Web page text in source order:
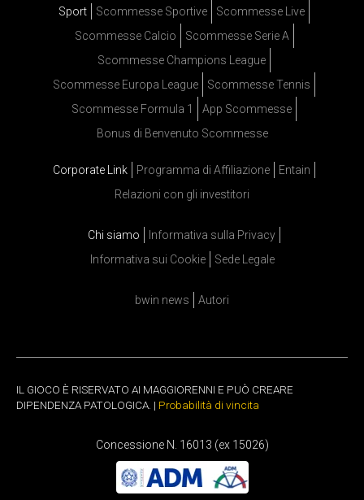
Sport Scommesse Sportive
Scommesse Live
Scommesse Calcio
Scommesse Serie A
Scommesse Champions League
Scommesse Europa League
Scommesse Tennis
Scommesse Formula 1
App Scommesse
Bonus di Benvenuto Scommesse
Corporate Link Programma di Affiliazione
Entain
Relazioni con gli investitori
Chi siamo
Informativa sulla Privacy
Informativa sui Cookie
Sede Legale
bwin news Autori
IL GIOCO È RISERVATO AI MAGGIORENNI E PUÒ CREARE
DIPENDENZA PATOLOGICA. | Probabilità di vincita
Concessione N. 16013 (ex 15026)